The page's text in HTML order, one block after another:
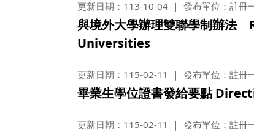
更新日期：113-10-04 發布單位：註冊
與境外大學辦理雙聯學制辦
Universities
更新日期：115-02-11 發布單位：註冊
畢業生學位證書發給要點
更新日期：115-02-11 發布單位：註冊